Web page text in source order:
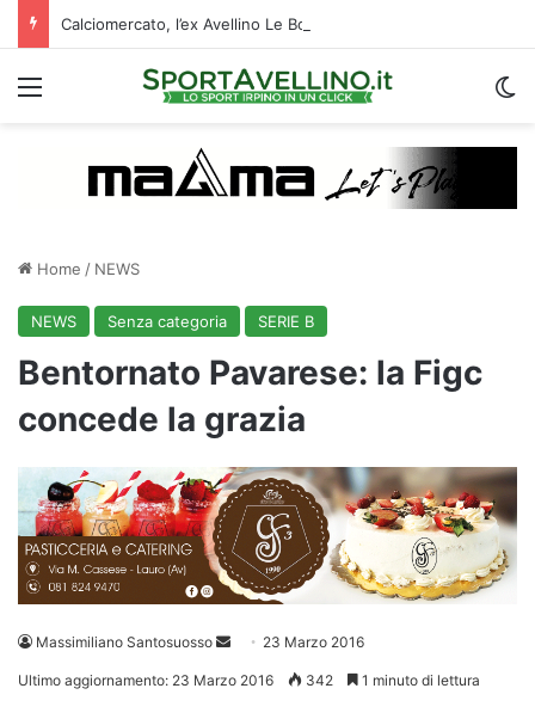
Menu
Home / NEWS
NEWS Senza categoria SERIE B
Bentornato Pavarese: la Figc
concede la grazia
Massimiliano Santosuosso
Invia 23 Marzo 2016
Ultimo aggiornamento: 23 Marzo 2016 342 1 minuto di lettura